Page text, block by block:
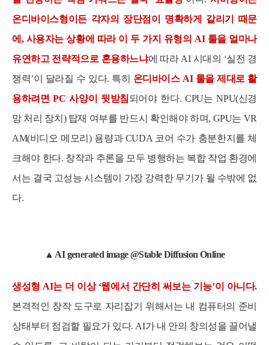
온디바이스형이든 각자의 장단점이 명확하게 갈리기 때문
에, 사용자는 상황에 따라 이 두 가지 유형의 AI 툴을 얼마나
유연하고 전략적으로 혼용하느냐에 따라 AI 시대의 ‘실전 경
쟁력’이 달라질 수 있다. 특히 온디바이스 AI 툴을 제대로 활
용하려면 PC 사양이 뒷받침되어야 한다. CPU는 NPU(신경
망 처리 장치) 탑재 여부를 반드시 확인해야 하며, GPU는 VR
AM(비디오 메모리) 용량과 CUDA 코어 수가 충분한지를 체
크해야 한다. 창작과 추론을 모두 병행하는 복합 작업 환경에
서는 결국 고성능 시스템이 가장 강력한 무기가 될 수밖에 없
다.
▲ AI generated image @Stable Diffusion Online
생성형 AI는 더 이상 ‘웹에서 간단히 써보는 기능’이 아니다.
본격적인 창작 도구로 자리잡기 위해서는 내 컴퓨터의 준비
상태부터 점검할 필요가 있다. AI가 내 안의 창의성을 끌어낼
세부정보 열기/접기